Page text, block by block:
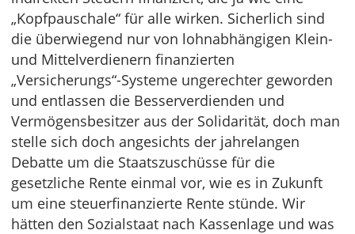
„Kopfpauschale“ für alle wirken. Sicherlich sind
die überwiegend nur von lohnabhängigen Klein-
und Mittelverdienern finanzierten
„Versicherungs“-Systeme ungerechter geworden
und entlassen die Besserverdienden und
Vermögensbesitzer aus der Solidarität, doch man
stelle sich doch angesichts der jahrelangen
Debatte um die Staatszuschüsse für die
gesetzliche Rente einmal vor, wie es in Zukunft
um eine steuerfinanzierte Rente stünde. Wir
hätten den Sozialstaat nach Kassenlage und was